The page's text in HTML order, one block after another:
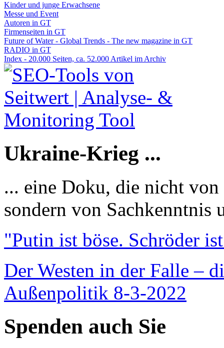
Kinder und junge Erwachsene
Messe und Event
Autoren in GT
Firmenseiten in GT
Future of Water - Global Trends - The new magazine in GT
RADIO in GT
Index - 20.000 Seiten, ca. 52.000 Artikel im Archiv
Ukraine-Krieg ...
... eine Doku, die nicht
sondern von Sachkenntnis
"Putin ist böse. Schröder
Der Westen in der Falle –
Außenpolitik 8-3-2022
Spenden auch Sie